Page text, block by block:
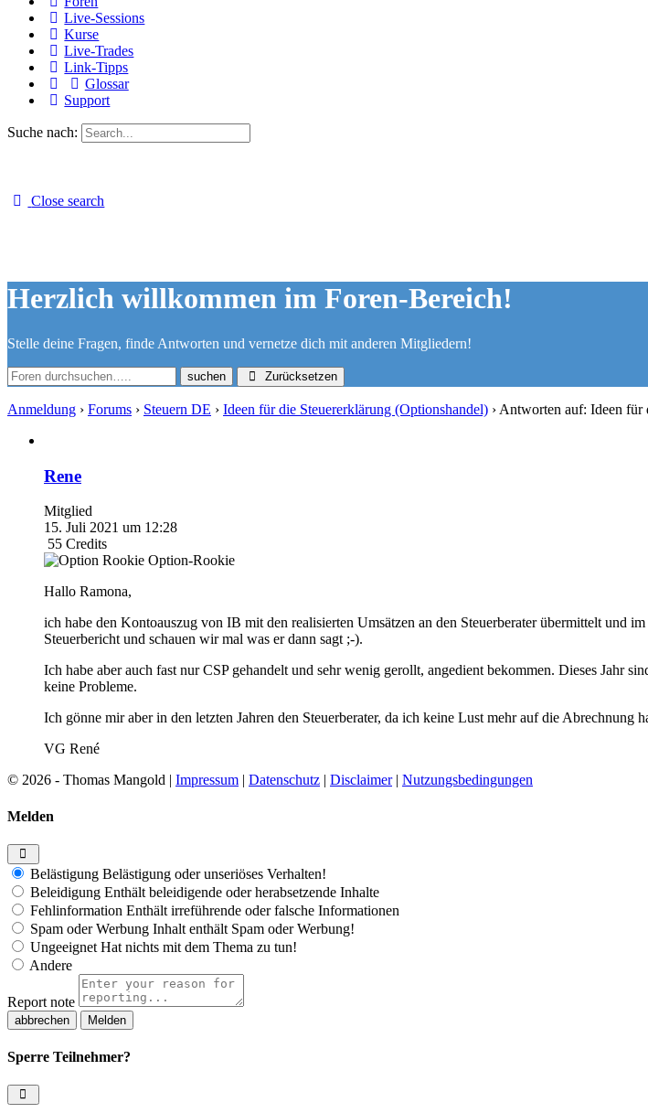
Live-Sessions
Kurse
Live-Trades
Link-Tipps
Glossar
Support
Suche nach:
Close search
Herzlich willkommen im Foren-Bereich!
Stelle deine Fragen, finde Antworten und vernetze dich mit anderen Mitgliedern!
Zurücksetzen
Anmeldung › Forums › Steuern DE › Ideen für die Steuererklärung (Optionshandel) › Antworten auf: Ideen für
Rene
Mitglied
15. Juli 2021 um 12:28
55 Credits
Option-Rookie
Hallo Ramona,
ich habe den Kontoauszug von IB mit den realisierten Umsätzen an den Steuerberater übermittelt und
Steuerbericht und schauen wir mal was er dann sagt ;-).
Ich habe aber auch fast nur CSP gehandelt und sehr wenig gerollt, angedient bekommen. Dieses Jahr
keine Probleme.
Ich gönne mir aber in den letzten Jahren den Steuerberater, da ich keine Lust mehr auf die Abrechnung
VG René
© 2026 - Thomas Mangold | Impressum | Datenschutz | Disclaimer| Nutzungsbedingungen
Melden
Belästigung Belästigung oder unseriöses Verhalten!
Beleidigung Enthält beleidigende oder herabsetzende Inhalte
Fehlinformation Enthält irreführende oder falsche Informationen
Spam oder Werbung Inhalt enthält Spam oder Werbung!
Ungeeignet Hat nichts mit dem Thema zu tun!
Andere
Report note
Melden
Sperre Teilnehmer?